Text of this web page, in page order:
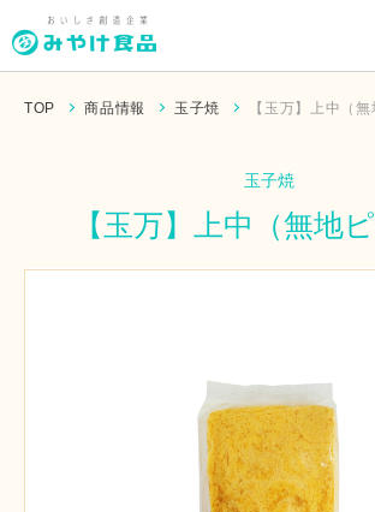
TOP 商品情報 玉子焼 【玉万】上中（無
玉子焼
【玉万】上中（無地ピ